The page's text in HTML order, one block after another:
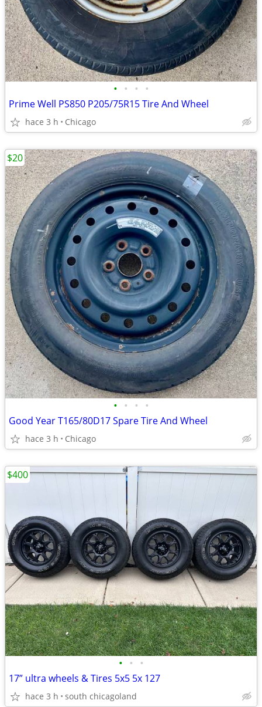
• • • •
Prime Well PS850 P205/75R15 Tire And Wheel
hace 3 h Chicago
• • • •
Good Year T165/80D17 Spare Tire And Wheel
hace 3 h Chicago
$20
• • •
17” ultra wheels & Tires 5x5 5x 127
hace 3 h south chicagoland
$400